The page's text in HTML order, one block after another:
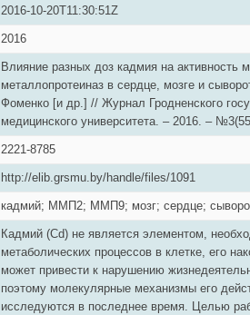
2016-10-20T11:30:51Z
2016
Влияние разных доз кадмия на активность
металлопротеиназ в сердце, мозге и
Фоменко [и др.] // Журнал Гродненского
медицинского университета. – 2016. –
2221-8785
http://elib.grsmu.by/handle/files/1091
кадмий; ММП2; ММП9; мозг; сердце;
Кадмий (Cd) не является элементом,
метаболических процессов в клетке, его
может привести к нарушению
поэтому молекулярные механизмы его
исследуются в последнее время. Целью